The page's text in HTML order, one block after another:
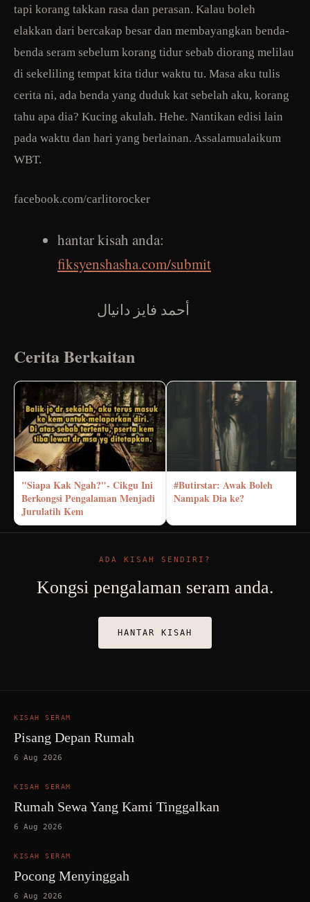
tapi korang takkan rasa dan perasan. Kalau boleh
elakkan dari bercakap besar dan membayangkan benda-
benda seram sebelum korang tidur sebab diorang melilau
di sekeliling tempat kita tidur waktu tu. Masa aku tulis
cerita ni, ada benda yang duduk kat sebelah aku, korang
tahu apa dia? Kucing akulah. Hehe. Nantikan edisi lain
pada waktu dan hari yang berlainan. Assalamualaikum
WBT.
facebook.com/carlitorocker
hantar kisah anda:
fiksyenshasha.com/submit
أحمد فايز دانيال
Cerita Berkaitan
"Siapa Kak Ngah?"- Cikgu Ini
Berkongsi Pengalaman Menjadi
Jurulatih Kem
#Butirstar: Awak Boleh
Nampak Dia ke?
ADA KISAH SENDIRI?
Kongsi pengalaman seram anda.
HANTAR KISAH
KISAH SERAM
Pisang Depan Rumah
6 Aug 2026
KISAH SERAM
Rumah Sewa Yang Kami Tinggalkan
6 Aug 2026
KISAH SERAM
Pocong Menyinggah
6 Aug 2026